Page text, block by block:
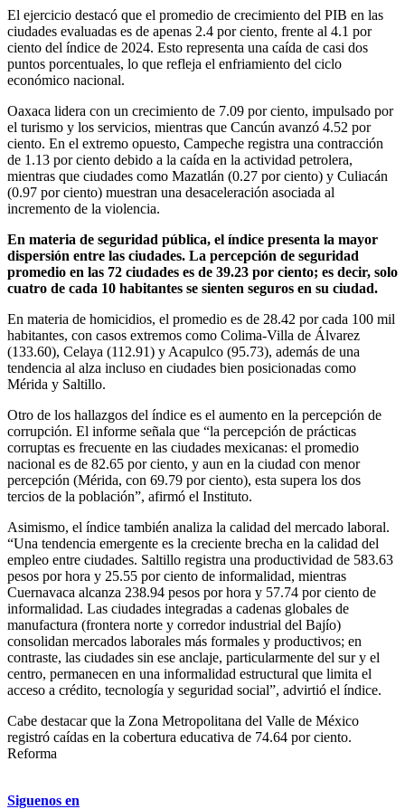
El ejercicio destacó que el promedio de crecimiento del PIB en las
ciudades evaluadas es de apenas 2.4 por ciento, frente al 4.1 por
ciento del índice de 2024. Esto representa una caída de casi dos
puntos porcentuales, lo que refleja el enfriamiento del ciclo
económico nacional.
Oaxaca lidera con un crecimiento de 7.09 por ciento, impulsado por
el turismo y los servicios, mientras que Cancún avanzó 4.52 por
ciento. En el extremo opuesto, Campeche registra una contracción
de 1.13 por ciento debido a la caída en la actividad petrolera,
mientras que ciudades como Mazatlán (0.27 por ciento) y Culiacán
(0.97 por ciento) muestran una desaceleración asociada al
incremento de la violencia.
En materia de seguridad pública, el índice presenta la mayor
dispersión entre las ciudades. La percepción de seguridad
promedio en las 72 ciudades es de 39.23 por ciento; es decir, solo
cuatro de cada 10 habitantes se sienten seguros en su ciudad.
En materia de homicidios, el promedio es de 28.42 por cada 100 mil
habitantes, con casos extremos como Colima-Villa de Álvarez
(133.60), Celaya (112.91) y Acapulco (95.73), además de una
tendencia al alza incluso en ciudades bien posicionadas como
Mérida y Saltillo.
Otro de los hallazgos del índice es el aumento en la percepción de
corrupción. El informe señala que “la percepción de prácticas
corruptas es frecuente en las ciudades mexicanas: el promedio
nacional es de 82.65 por ciento, y aun en la ciudad con menor
percepción (Mérida, con 69.79 por ciento), esta supera los dos
tercios de la población”, afirmó el Instituto.
Asimismo, el índice también analiza la calidad del mercado laboral.
“Una tendencia emergente es la creciente brecha en la calidad del
empleo entre ciudades. Saltillo registra una productividad de 583.63
pesos por hora y 25.55 por ciento de informalidad, mientras
Cuernavaca alcanza 238.94 pesos por hora y 57.74 por ciento de
informalidad. Las ciudades integradas a cadenas globales de
manufactura (frontera norte y corredor industrial del Bajío)
consolidan mercados laborales más formales y productivos; en
contraste, las ciudades sin ese anclaje, particularmente del sur y el
centro, permanecen en una informalidad estructural que limita el
acceso a crédito, tecnología y seguridad social”, advirtió el índice.
Cabe destacar que la Zona Metropolitana del Valle de México
registró caídas en la cobertura educativa de 74.64 por ciento.
Reforma
Siguenos en